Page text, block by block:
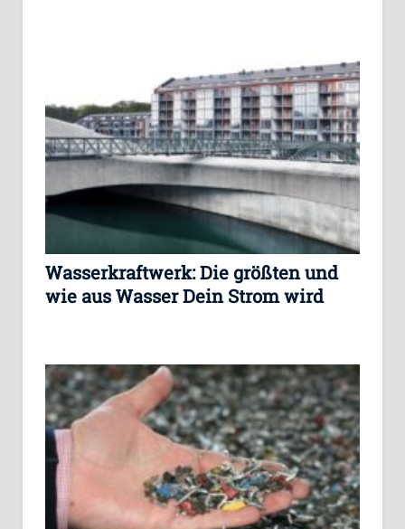
Wasserkraftwerk: Die größten und
wie aus Wasser Dein Strom wird